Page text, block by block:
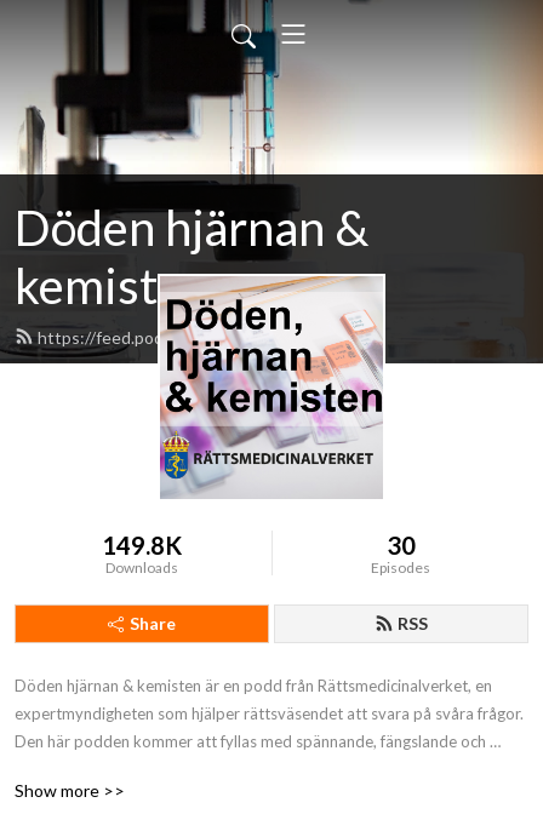
Döden hjärnan &
kemisten
https://feed.podbean.com/rmv/feed.xml
149.8K
Downloads
30
Episodes
Share RSS
Döden hjärnan & kemisten är en podd från Rättsmedicinalverket, en
expertmyndigheten som hjälper rättsväsendet att svara på svåra frågor.
Den här podden kommer att fyllas med spännande, fängslande och
identifieringsarbete vid katastrofer, kemiska analyser vid
Show more >>